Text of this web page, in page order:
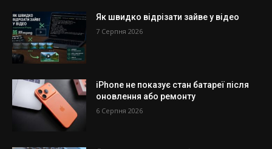
Як швидко відрізати зайве у відео
7 Серпня 2026
iPhone не показує стан батареї після
оновлення або ремонту
6 Серпня 2026